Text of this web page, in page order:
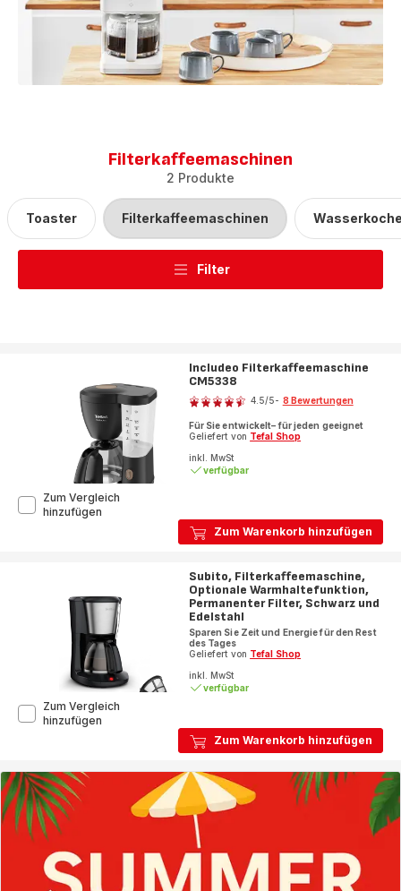
Filterkaffeemaschinen
2 Produkte
Toaster Filterkaffeemaschinen
Filter
Zum Warenkorb hinzufügen
Includeo Filterkaffeemaschine
CM5338
Bewertung
4.5/5- 8 Bewertungen
Für Sie entwickelt– für jeden geeignet
Geliefert von Tefal Shop
inkl. MwSt
verfügbar
Zum Vergleich
hinzufügen
Filterkaffeemaschine
Zum Warenkorb hinzufügen
Subito, Filterkaffeemaschine,
Optionale Warmhaltefunktion,
Permanenter Filter, Schwarz und
Edelstahl
Sparen Sie Zeit und Energie für den Rest
des Tages
Geliefert von Tefal Shop
inkl. MwSt
verfügbar
Zum Vergleich
hinzufügen
Filterkaffeemaschine,
Permanenter
Schwarz